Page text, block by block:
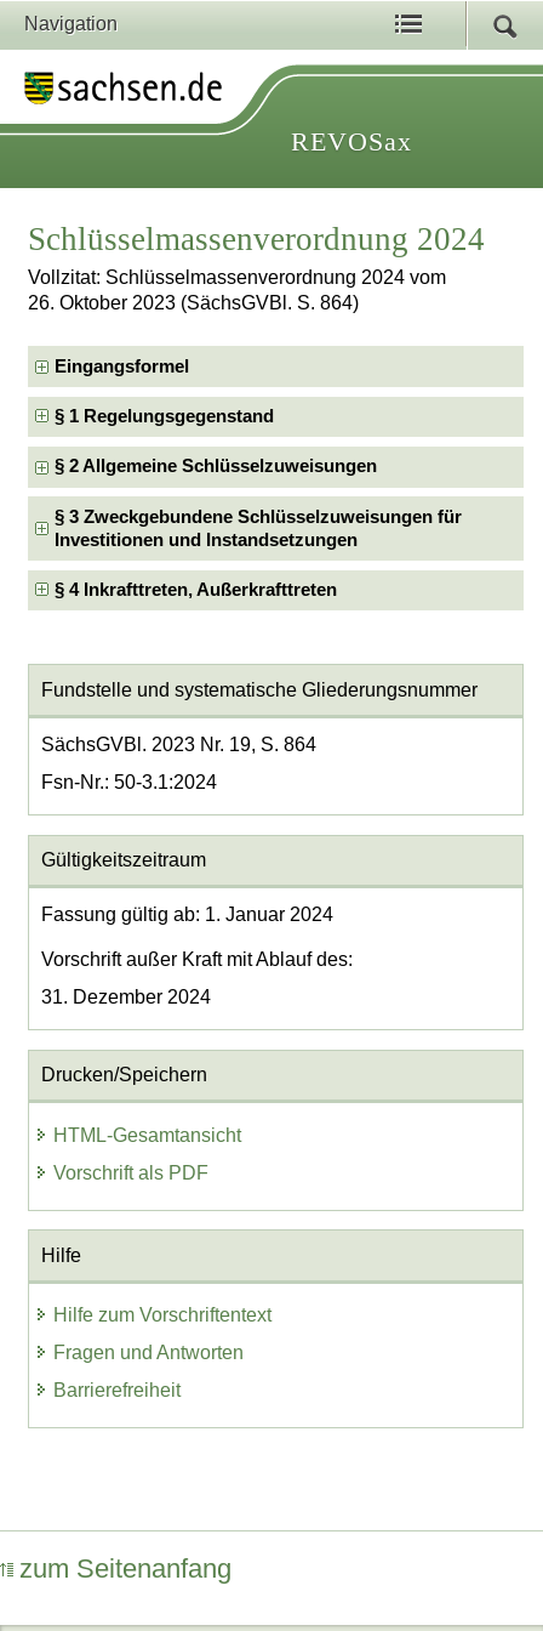
Navigation
REVOSax
Schlüsselmassenverordnung 2024
Vollzitat: Schlüsselmassenverordnung 2024 vom
26. Oktober 2023 (SächsGVBl. S. 864)
Eingangsformel
§ 1 Regelungsgegenstand
§ 2 Allgemeine Schlüsselzuweisungen
§ 3 Zweckgebundene Schlüsselzuweisungen für
Investitionen und Instandsetzungen
§ 4 Inkrafttreten, Außerkrafttreten
Fundstelle und systematische Gliederungsnummer
SächsGVBl. 2023 Nr. 19, S. 864
Fsn-Nr.: 50-3.1:2024
Gültigkeitszeitraum
Fassung gültig ab: 1. Januar 2024
Vorschrift außer Kraft mit Ablauf des:
31. Dezember 2024
Drucken/Speichern
HTML-Gesamtansicht
Vorschrift als PDF
Hilfe
Hilfe zum Vorschriftentext
Fragen und Antworten
Barrierefreiheit
zum Seitenanfang